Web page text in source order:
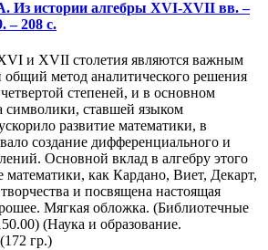
Из истории алгебры XVI-XVII вв. –
– 208 с.
и XVII столетия являются важным
метод аналитического решения
степеней, и в основном
символики, ставшей языком
развитие математики, в
создание дифференциального и
Основной вклад в алгебру этого
математики, как Кардано, Виет, Декарт,
и посвящена настоящая
Мягкая обложка. (Библиотечные
(Наука и образование.
гр.)